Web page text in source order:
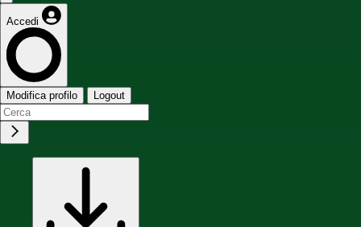
Accedi
Modifica profilo Logout